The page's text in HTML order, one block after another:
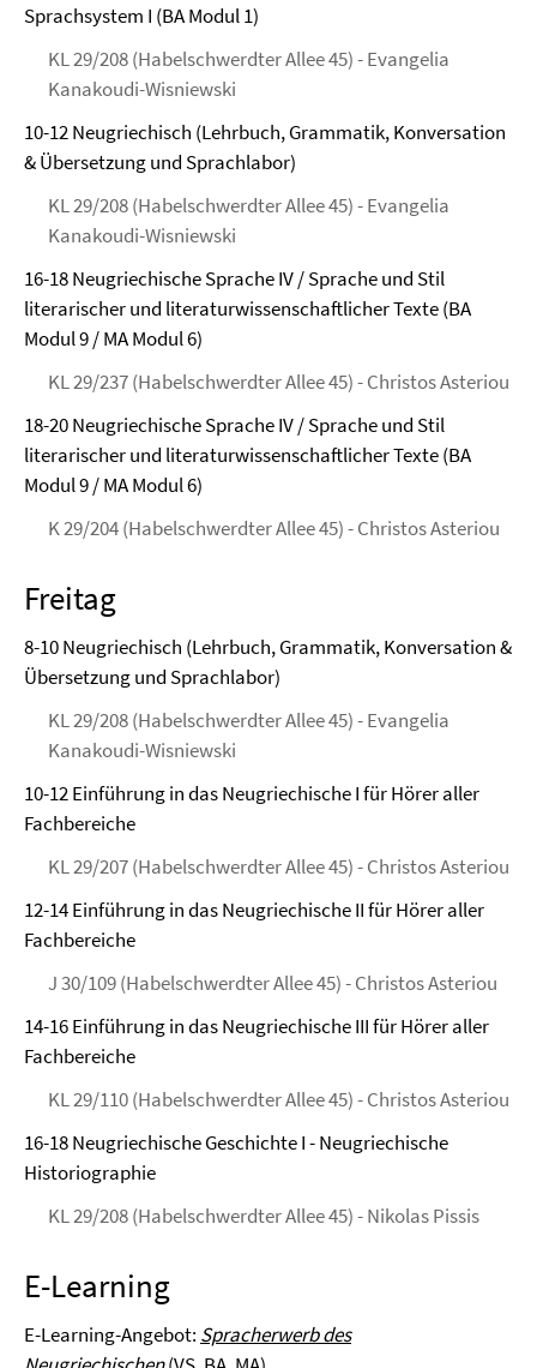
Sprachsystem I (BA Modul 1)
KL 29/208 (Habelschwerdter Allee 45) - Evangelia
Kanakoudi-Wisniewski
10-12 Neugriechisch (Lehrbuch, Grammatik, Konversation
& Übersetzung und Sprachlabor)
KL 29/208 (Habelschwerdter Allee 45) - Evangelia
Kanakoudi-Wisniewski
16-18 Neugriechische Sprache IV / Sprache und Stil
literarischer und literaturwissenschaftlicher Texte (BA
Modul 9 / MA Modul 6)
KL 29/237 (Habelschwerdter Allee 45) - Christos Asteriou
18-20 Neugriechische Sprache IV / Sprache und Stil
literarischer und literaturwissenschaftlicher Texte (BA
Modul 9 / MA Modul 6)
K 29/204 (Habelschwerdter Allee 45) - Christos Asteriou
Freitag
8-10 Neugriechisch (Lehrbuch, Grammatik, Konversation &
Übersetzung und Sprachlabor)
KL 29/208 (Habelschwerdter Allee 45) - Evangelia
Kanakoudi-Wisniewski
10-12 Einführung in das Neugriechische I für Hörer aller
Fachbereiche
KL 29/207 (Habelschwerdter Allee 45) - Christos Asteriou
12-14 Einführung in das Neugriechische II für Hörer aller
Fachbereiche
J 30/109 (Habelschwerdter Allee 45) - Christos Asteriou
14-16 Einführung in das Neugriechische III für Hörer aller
Fachbereiche
KL 29/110 (Habelschwerdter Allee 45) - Christos Asteriou
16-18 Neugriechische Geschichte I - Neugriechische
Historiographie
KL 29/208 (Habelschwerdter Allee 45) - Nikolas Pissis
E-Learning
E-Learning-Angebot: Spracherwerb des